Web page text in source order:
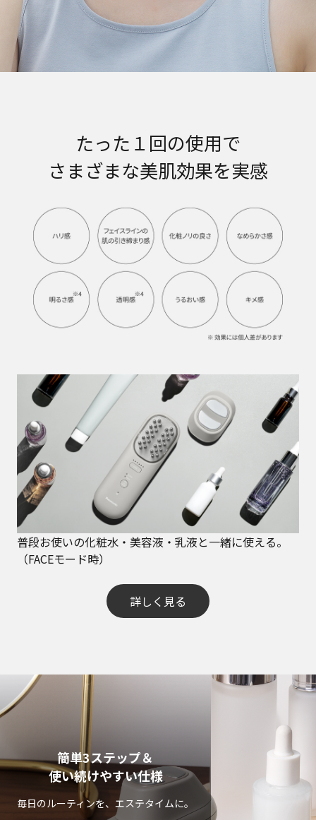
たった１回の使用で
さまざまな美肌効果を実感
普段お使いの化粧水・美容液・乳液と一緒に使える。
（FACEモード時）
詳しく見る
簡単3ステップ＆
使い続けやすい仕様
毎日のルーティンを、エステタイムに。